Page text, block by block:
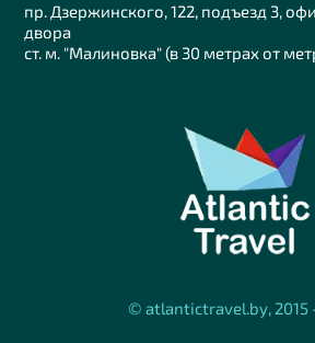
пр. Дзержинского, 122, подъезд 3,
двора
ст. м. "Малиновка" (в 30 метрах от
© atlantictravel.by, 2015